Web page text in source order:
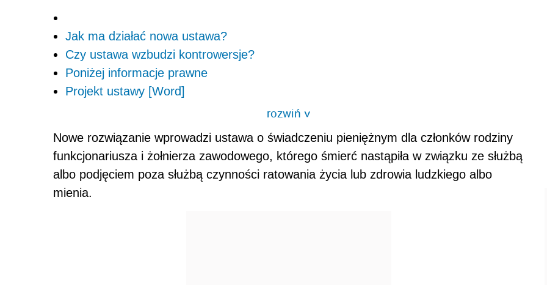
Jak ma działać nowa ustawa?
Czy ustawa wzbudzi kontrowersje?
Poniżej informacje prawne
Projekt ustawy [Word]
rozwiń>
Nowe rozwiązanie wprowadzi ustawa o świadczeniu pieniężnym dla członków rodziny
funkcjonariusza i żołnierza zawodowego, którego śmierć nastąpiła w związku ze służbą
albo podjęciem poza służbą czynności ratowania życia lub zdrowia ludzkiego albo
mienia.